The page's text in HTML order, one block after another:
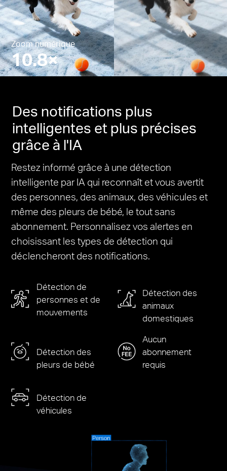
Pause
Pause
Zoom numérique
10.8×
Des notifications plus
intelligentes et plus précises
grâce à l'IA
Restez informé grâce à une détection
intelligente par IA qui reconnaît et vous avertit
des personnes, des animaux, des véhicules et
même des pleurs de bébé, le tout sans
abonnement. Personnalisez vos alertes en
choisissant les types de détection qui
déclencheront des notifications.
Détection de
personnes et de
mouvements
Détection des
animaux
domestiques
Détection des
pleurs de bébé
Aucun
abonnement
requis
Détection de
véhicules